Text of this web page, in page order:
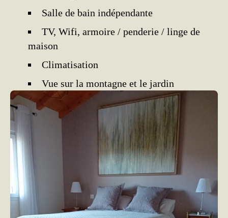
Salle de bain indépendante
TV, Wifi, armoire / penderie / linge de
maison
Climatisation
Vue sur la montagne et le jardin